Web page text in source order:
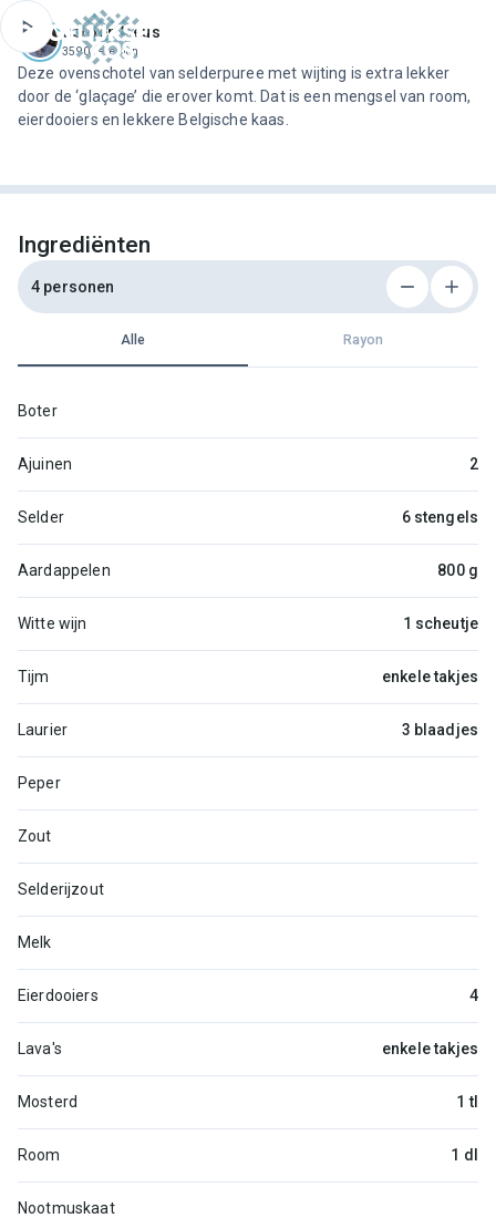
Jeroen Meus
3590 recepten
Deze ovenschotel van selderpuree met wijting is extra lekker
door de ‘glaçage’ die erover komt. Dat is een mengsel van room,
eierdooiers en lekkere Belgische kaas.
Ingrediënten
4 personen
Alle Rayon
Boter
Ajuinen 2
Selder 6 stengels
Aardappelen 800 g
Witte wijn 1 scheutje
Tijm enkele takjes
Laurier 3 blaadjes
Peper
Zout
Selderijzout
Melk
Eierdooiers 4
Lava's enkele takjes
Mosterd 1 tl
Room 1 dl
Nootmuskaat